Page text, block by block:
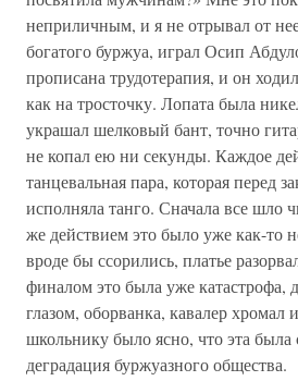
неприличным, и я не отрывал от
богатого буржуа, играл Осип
прописана трудотерапия, и он
как на тросточку. Лопата была
украшал шелковый бант, точно
не копал ею ни секунды. Каждое
танцевальная пара, которая перед
исполняла танго. Сначала все шло
же действием это было уже как-то
вроде бы ссорились, платье
финалом это была уже катастрофа,
глазом, оборванка, кавалер
школьнику было ясно, что эта была
деградация буржуазного общества.